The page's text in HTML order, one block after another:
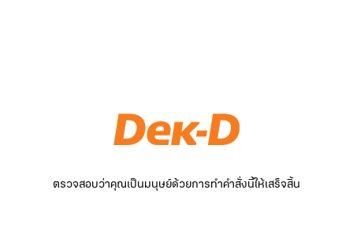
ตรวจสอบว่าคุณเป็นมนุษย์ด้วยการทำคำสั่งนี้ให้เสร็จสิ้น